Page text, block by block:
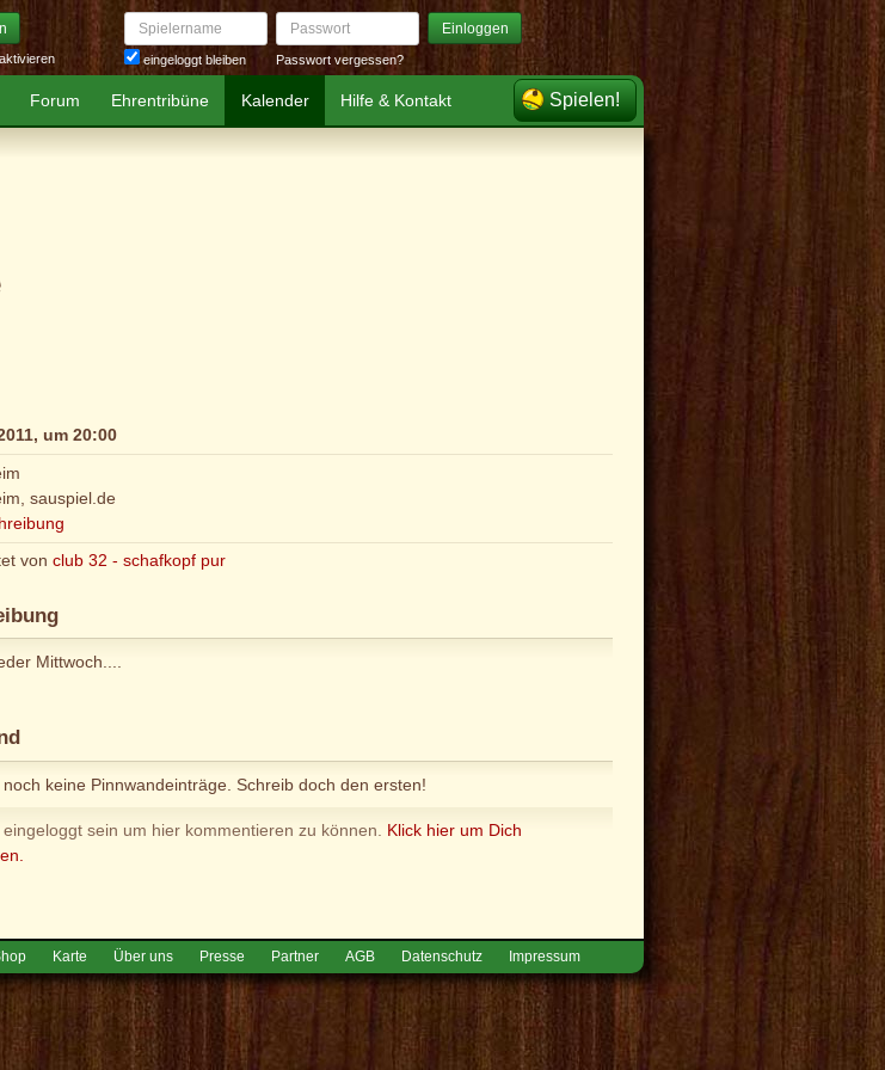
Spielername
eingeloggt bleiben
Passwort Einloggen
Passwort vergessen?
Forum Ehrentribüne Kalender Hilfe & Kontakt Spielen!
um 20:00
sauspiel.de
von club 32 - schafkopf pur
Mittwoch....
noch keine Pinnwandeinträge. Schreib doch den ersten!
sein um hier kommentieren zu können. Klick hier um Dich
Karte Über uns Presse Partner AGB Datenschutz Impressum